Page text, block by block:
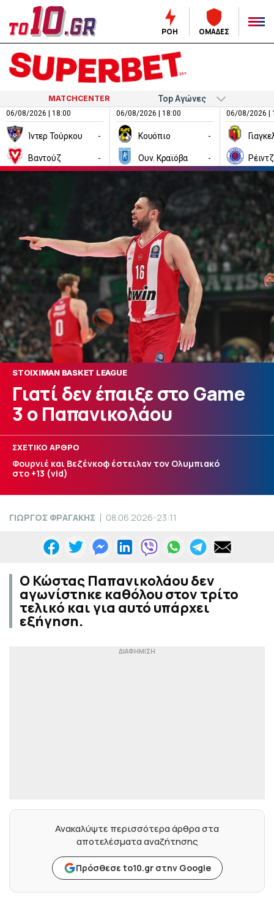
ΡΟΗ ΟΜΑΔΕΣ
MATCHCENTER
06/08/2026 | 18:00
Ίντερ Τούρκου -
Βαντούζ -
06/08/2026 | 18:00
Κουόπιο -
Ουν. Κραϊόβα -
06/08/2026 |
STOIXIMAN BASKET LEAGUE
Γιατί δεν έπαιξε στο Game
3 ο Παπανικολάου
ΣΧΕΤΙΚΟ ΑΡΘΡΟ
Φουρνιέ και Βεζένκοφ έστειλαν τον Ολυμπιακό
στο +13 (vid)
ΓΙΩΡΓΟΣ ΦΡΑΓΑΚΗΣ 08.06.2026-23:11
Ο Κώστας Παπανικολάου δεν
αγωνίστηκε καθόλου στον τρίτο
τελικό και για αυτό υπάρχει
εξήγηση.
Ανακαλύψτε περισσότερα άρθρα στα
αποτελέσματα αναζήτησης
Πρόσθεσε to10.gr στην Google